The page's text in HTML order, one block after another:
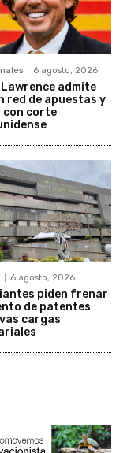
6 agosto, 2026
Lawrence admite
red de apuestas y
con corte
6 agosto, 2026
piden frenar
de patentes
cargas